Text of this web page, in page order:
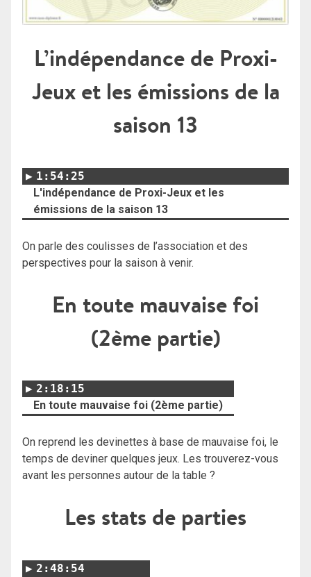
L’indépendance de Proxi-
Jeux et les émissions de la
saison 13
1:54:25
L'indépendance de Proxi-Jeux et les
émissions de la saison 13
On parle des coulisses de l’association et des
perspectives pour la saison à venir.
En toute mauvaise foi
(2ème partie)
2:18:15
En toute mauvaise foi (2ème partie)
On reprend les devinettes à base de mauvaise foi, le
temps de deviner quelques jeux. Les trouverez-vous
avant les personnes autour de la table ?
Les stats de parties
2:48:54